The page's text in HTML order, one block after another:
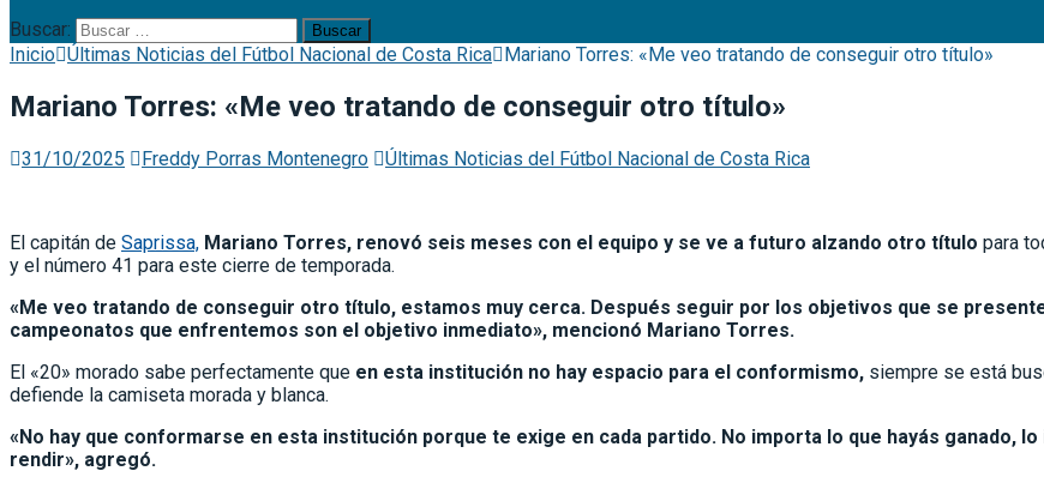
Buscar:
Inicio Últimas Noticias del Fútbol Nacional de Costa Rica Mariano Torres: «Me veo tratando de conseguir otro título»
Mariano Torres: «Me veo tratando de conseguir otro título»
31/10/2025 Freddy Porras Montenegro Últimas Noticias del Fútbol Nacional de Costa Rica
El capitán de Saprissa, Mariano Torres, renovó seis meses con el equipo y se ve a futuro alzando otro título para
y el número 41 para este cierre de temporada.
«Me veo tratando de conseguir otro título, estamos muy cerca. Después seguir por los objetivos que se
campeonatos que enfrentemos son el objetivo inmediato», mencionó Mariano Torres.
El «20» morado sabe perfectamente que en esta institución no hay espacio para el conformismo, siempre se está
defiende la camiseta morada y blanca.
«No hay que conformarse en esta institución porque te exige en cada partido. No importa lo que hayás ganado,
rendir», agregó.